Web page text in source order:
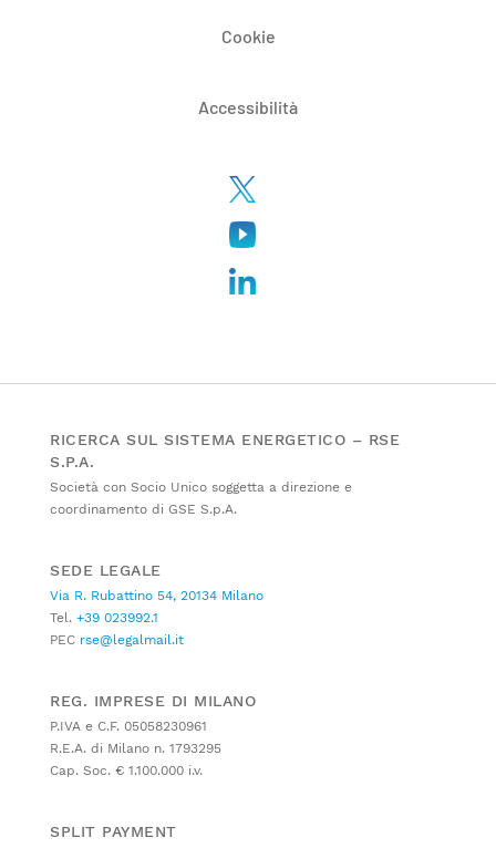
Cookie
Accessibilità
RICERCA SUL SISTEMA ENERGETICO – RSE
S.P.A.
Società con Socio Unico soggetta a direzione e
coordinamento di GSE S.p.A.
SEDE LEGALE
Via R. Rubattino 54, 20134 Milano
Tel. +39 023992.1
PEC rse@legalmail.it
REG. IMPRESE DI MILANO
P.IVA e C.F. 05058230961
R.E.A. di Milano n. 1793295
Cap. Soc. € 1.100.000 i.v.
SPLIT PAYMENT